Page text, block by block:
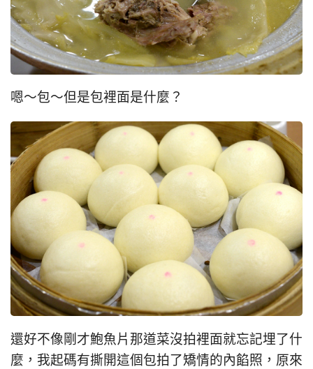
嗯～包～但是包裡面是什麼？
還好不像剛才鮑魚片那道菜沒拍裡面就忘記埋了什
麼，我起碼有撕開這個包拍了矯情的內餡照，原來